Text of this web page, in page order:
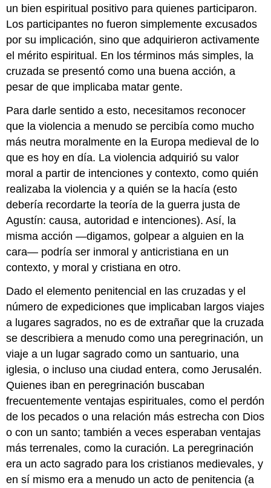
un bien espiritual positivo para quienes participaron.
Los participantes no fueron simplemente excusados
por su implicación, sino que adquirieron activamente
el mérito espiritual. En los términos más simples, la
cruzada se presentó como una buena acción, a
pesar de que implicaba matar gente.
Para darle sentido a esto, necesitamos reconocer
que la violencia a menudo se percibía como mucho
más neutra moralmente en la Europa medieval de lo
que es hoy en día. La violencia adquirió su valor
moral a partir de intenciones y contexto, como quién
realizaba la violencia y a quién se la hacía (esto
debería recordarte la teoría de la guerra justa de
Agustín: causa, autoridad e intenciones). Así, la
misma acción —digamos, golpear a alguien en la
cara— podría ser inmoral y anticristiana en un
contexto, y moral y cristiana en otro.
Dado el elemento penitencial en las cruzadas y el
número de expediciones que implicaban largos viajes
a lugares sagrados, no es de extrañar que la cruzada
se describiera a menudo como una peregrinación, un
viaje a un lugar sagrado como un santuario, una
iglesia, o incluso una ciudad entera, como Jerusalén.
Quienes iban en peregrinación buscaban
frecuentemente ventajas espirituales, como el perdón
de los pecados o una relación más estrecha con Dios
o con un santo; también a veces esperaban ventajas
más terrenales, como la curación. La peregrinación
era un acto sagrado para los cristianos medievales, y
en sí mismo era a menudo un acto de penitencia (a